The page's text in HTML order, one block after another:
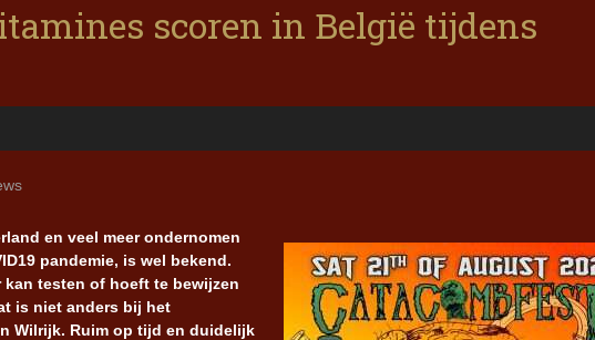
scoren in België tijdens
en veel meer ondernomen
pandemie, is wel bekend.
kan testen of hoeft te bewijzen
is niet anders bij het
Wilrijk. Ruim op tijd en duidelijk